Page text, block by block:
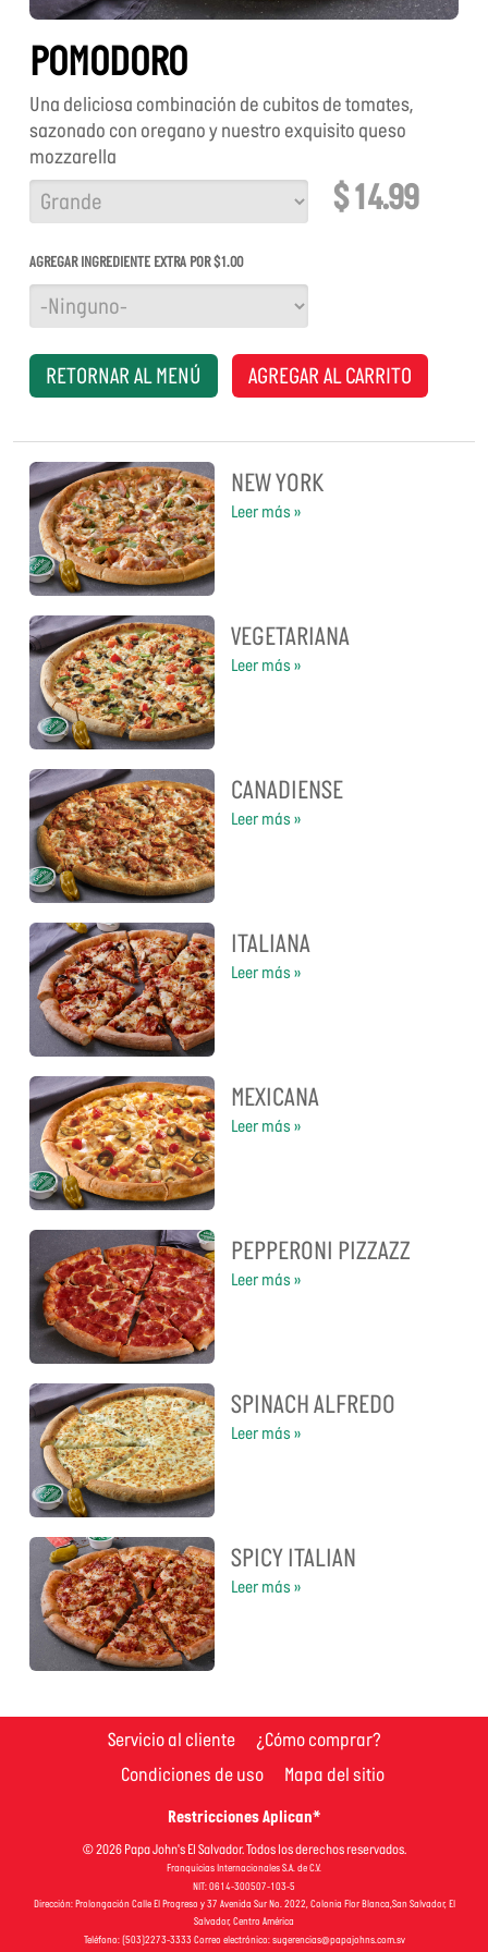
POMODORO
Una deliciosa combinación de cubitos de tomates,
sazonado con oregano y nuestro exquisito queso
mozzarella
TAMAÑO $ 14.99
AGREGAR INGREDIENTE EXTRA POR $1.00
RETORNAR AL MENÚ AGREGAR AL CARRITO
NEW YORK
Leer más »
VEGETARIANA
Leer más »
CANADIENSE
Leer más »
ITALIANA
Leer más »
MEXICANA
Leer más »
PEPPERONI PIZZAZZ
Leer más »
SPINACH ALFREDO
Leer más »
SPICY ITALIAN
Leer más »
Servicio al cliente
¿Cómo comprar?
Condiciones de uso
Mapa del sitio
Restricciones Aplican*
© 2026 Papa John's El Salvador. Todos los derechos reservados.
Franquicias Internacionales S.A. de C.V.
NIT: 0614-300507-103-5
Dirección: Prolongación Calle El Progreso y 37 Avenida Sur No. 2022, Colonia Flor Blanca,San Salvador, El
Salvador, Centro América
Teléfono: (503)2273-3333 Correo electrónico:sugerencias@papajohns.com.sv